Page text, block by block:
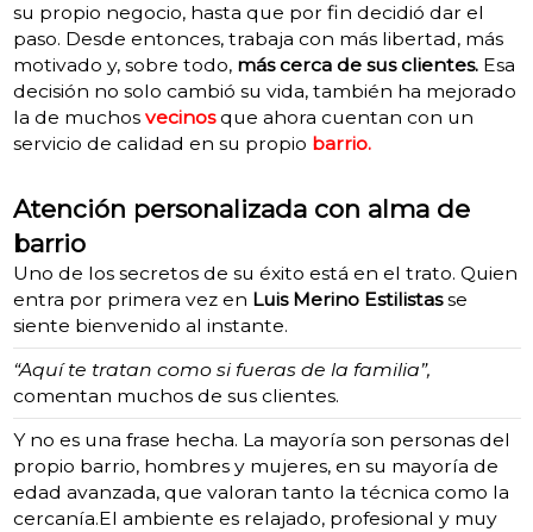
su propio negocio, hasta que por fin decidió dar el
paso. Desde entonces, trabaja con más libertad, más
motivado y, sobre todo,más cerca de sus clientes.Esa
decisión no solo cambió su vida, también ha mejorado
la de muchos vecinosque ahora cuentan con un
servicio de calidad en su propio barrio.
Atención personalizada con alma de
barrio
Uno de los secretos de su éxito está en el trato. Quien
entra por primera vez en Luis Merino Estilistasse
siente bienvenido al instante.
“Aquí te tratan como si fueras de la familia”,
comentan muchos de sus clientes.
Y no es una frase hecha. La mayoría son personas del
propio barrio, hombres y mujeres, en su mayoría de
edad avanzada, que valoran tanto la técnica como la
cercanía.El ambiente es relajado, profesional y muy